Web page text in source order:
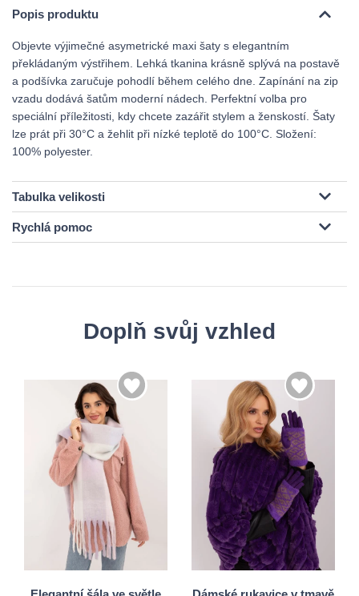
Popis produktu
Objevte výjimečné asymetrické maxi šaty s elegantním
překládaným výstřihem. Lehká tkanina krásně splývá na postavě
a podšívka zaručuje pohodlí během celého dne. Zapínání na zip
vzadu dodává šatům moderní nádech. Perfektní volba pro
speciální příležitosti, kdy chcete zazářit stylem a ženskostí. Šaty
lze prát při 30°C a žehlit při nízké teplotě do 100°C. Složení:
100% polyester.
Tabulka velikosti
Rychlá pomoc
Doplň svůj vzhled
Univerzální
S/M
L/XL